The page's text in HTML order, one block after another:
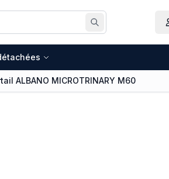
Rechercher
ALBANO MICROTRINARY M60